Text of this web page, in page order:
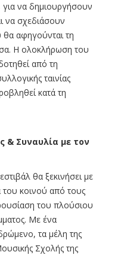
για να δημιουργήσουν
να σχεδιάσουν
θα αφηγούνται τη
Η ολοκλήρωση του
από τη
ταινίας
κατά τη
& Συναυλία με τον
θα ξεκινήσει με
κοινού από τους
του πλούσιου
Με ένα
τα μέλη της
Σχολής της